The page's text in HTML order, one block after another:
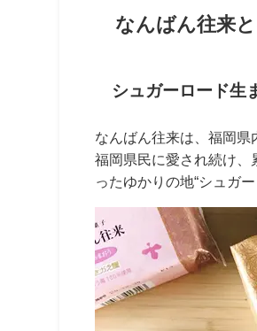
なんばん往来
シュガーロード生
なんばん往来は、福岡県
福岡県民に愛され続け、
ったゆかりの地“シュガ